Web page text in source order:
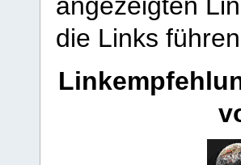
die Links